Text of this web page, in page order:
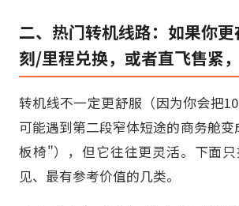
二、热门转机线路：如果你
刻/里程兑换，或者直飞售紧
转机线不一定更舒服（因为你会把
可能遇到第二段窄体短途的商务舱
板椅"），但它往往更灵活。下面
见、最有参考价值的几类。